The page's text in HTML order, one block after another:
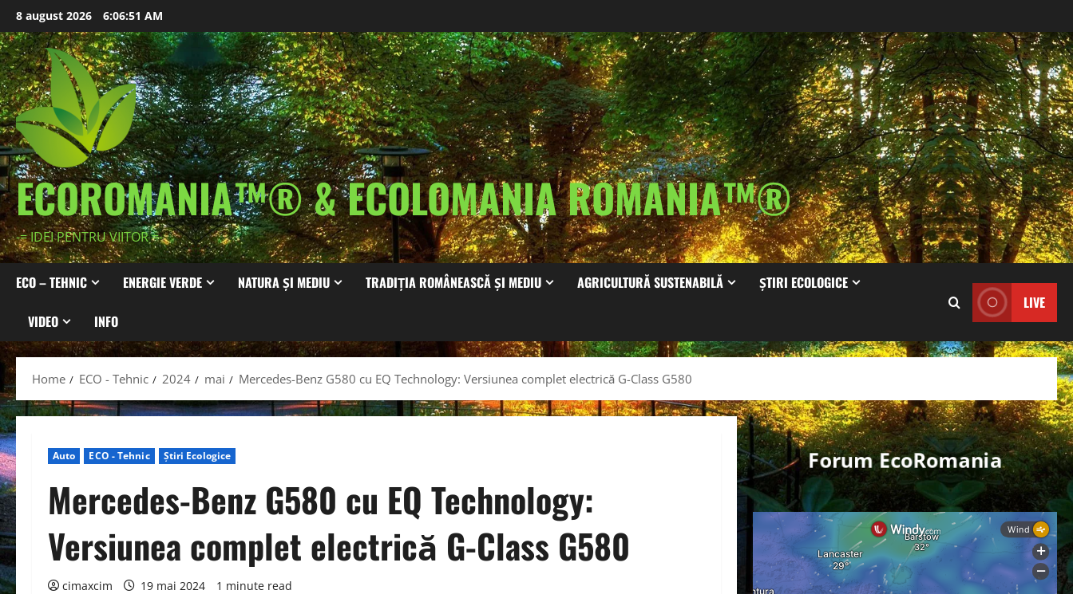
Skip
to
content
8 august 2026 6:06:52 AM
ECOROMANIA™® & ECOLOMANIA ROMANIA™®
-= IDEI PENTRU VIITOR =-
ECO – TEHNIC ENERGIE VERDE NATURA ȘI MEDIU TRADIȚIA ROMÂNEASCĂ ȘI MEDIU AGRICULTURĂ SUSTENABILĂ ȘTIRI ECOLOGICE
VIDEO INFO
LIVE
Home ECO - Tehnic 2024 mai Mercedes-Benz G580 cu EQ Technology: Versiunea complet electrică G-Class G580
Auto ECO - Tehnic Știri Ecologice
Mercedes-Benz G580 cu EQ Technology:
Versiunea complet electrică G-Class G580
cimaxcim 19 mai 2024 1 minute read
Forum EcoRomania